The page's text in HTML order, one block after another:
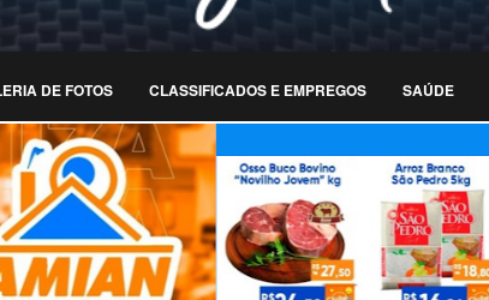
DE FOTOS CLASSIFICADOS E EMPREGOS SAÚDE